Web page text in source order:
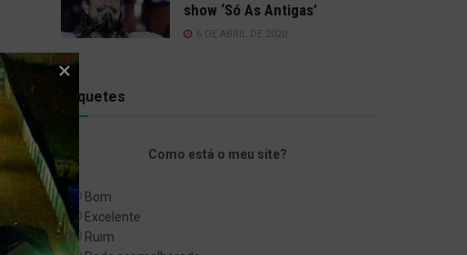
show ‘Só As Antigas’
6 DE ABRIL DE 2020
Enquetes
Como está o meu site?
Bom
Excelente
Ruim